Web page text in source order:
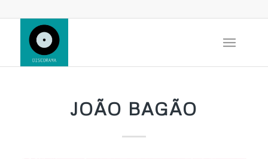
JOÃO BAGÃO